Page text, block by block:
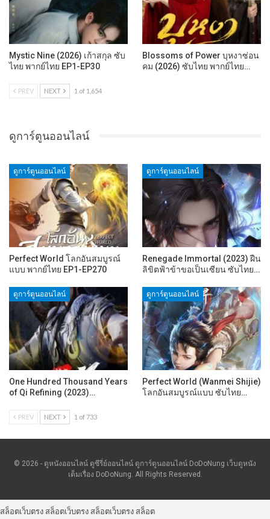
Mystic Nine (2026) เก้าสกุล ซับ
ไทย พากย์ไทย EP1-EP30
Blossoms of Power บุหงาซ่อน
คม (2026) ซับไทย พากย์ไทย…
PREV NEXT 1 of 1,654
ดูการ์ตูนออนไลน์
ดูการ์ตูนออนไลน์
Perfect World โลกอันสมบูรณ์
แบบ พากย์ไทย EP1-EP270
ดูการ์ตูนออนไลน์
Renegade Immortal (2023) ฝืน
ลิขิตฟ้าข้าขอเป็นเซียน ซับไทย…
ดูการ์ตูนออนไลน์
One Hundred Thousand Years
of Qi Refining (2023)…
ดูการ์ตูนออนไลน์
Perfect World (Wanmei Shijie)
โลกอันสมบูรณ์แบบ ซับไทย…
PREV NEXT 1 of 733
© 2026 - ดูหนังออนไลน์ ดูซีรี่ย์ออนไลน์ ดูการ์ตูนออนไลน์ DoDoNung เว็บดูหนัง
เต็มเรื่อง DoDoNung. All Rights Reserved.
สล็อตเว็บตรง สล็อตเว็บตรง สล็อตเว็บตรง สล็อต